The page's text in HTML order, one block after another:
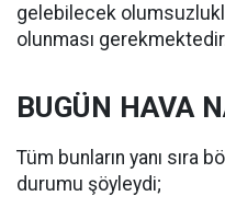
gelebilecek
olunması
BUGÜN HAVA
Tüm bunların yanı sıra
durumu şöyleydi;